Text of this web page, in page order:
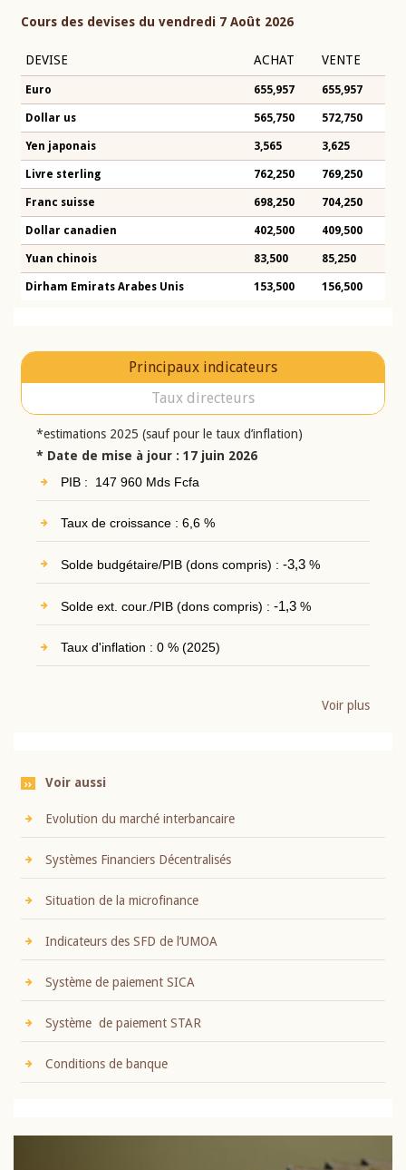
Cours des devises du vendredi 7 Août 2026
DEVISE ACHAT VENTE
Euro 655,957 655,957
Dollar us 565,750 572,750
Yen japonais 3,565 3,625
Livre sterling 762,250 769,250
Franc suisse 698,250 704,250
Dollar canadien 402,500 409,500
Yuan chinois 83,500 85,250
Dirham Emirats Arabes Unis 153,500 156,500
Principaux indicateurs
Taux directeurs
*estimations 2025 (sauf pour le taux d’inflation)
* Date de mise à jour : 17 juin 2026
PIB : 147 960 Mds Fcfa
Taux de croissance : 6,6 %
Solde budgétaire/PIB (dons compris) : -3,3%
Solde ext. cour./PIB (dons compris) : -1,3%
Taux d'inflation : 0 % (2025)
Voir plus
Voir aussi
Evolution du marché interbancaire
Systèmes Financiers Décentralisés
Situation de la microfinance
Indicateurs des SFD de l’UMOA
Système de paiement SICA
Système de paiement STAR
Conditions de banque